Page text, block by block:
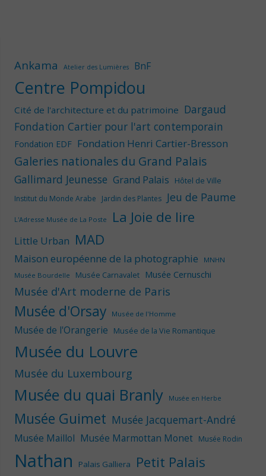
Ankama Atelier des Lumières BnF
Centre Pompidou
Cité de l'architecture et du patrimoine Dargaud
Fondation Cartier pour l'art contemporain
Fondation EDF Fondation Henri Cartier-Bresson
Galeries nationales du Grand Palais
Gallimard Jeunesse Grand Palais Hôtel de Ville
Institut du Monde Arabe Jardin des Plantes Jeu de Paume
L'Adresse Musée de La Poste La Joie de lire
Little Urban MAD
Maison européenne de la photographie
MNHN
Musée Bourdelle
Musée Carnavalet Musée Cernuschi
Musée d'Art moderne de Paris
Musée d'Orsay Musée de l'Homme
Musée de l'Orangerie Musée de la Vie Romantique
Musée du Louvre
Musée du Luxembourg
Musée du quai Branly Musée en Herbe
Musée Guimet Musée Jacquemart-André
Musée Maillol Musée Marmottan Monet Musée Rodin
Nathan Palais Galliera Petit Palais